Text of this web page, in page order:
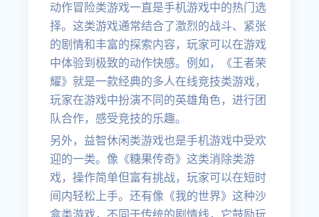
动作冒险类游戏一直是手机游戏中的热门选
择。这类游戏通常结合了激烈的战斗、紧张
的剧情和丰富的探索内容，玩家可以在游戏
中体验到极致的动作快感。例如，《王者荣
耀》就是一款经典的多人在线竞技类游戏，
玩家在游戏中扮演不同的英雄角色，进行团
队合作，感受竞技的乐趣。
另外，益智休闲类游戏也是手机游戏中受欢
迎的一类。像《糖果传奇》这类消除类游
戏，操作简单但富有挑战，玩家可以在短时
间内轻松上手。还有像《我的世界》这种沙